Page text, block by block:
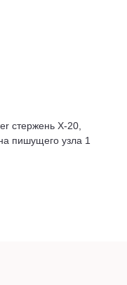
стержень Х-20,
пишущего узла 1